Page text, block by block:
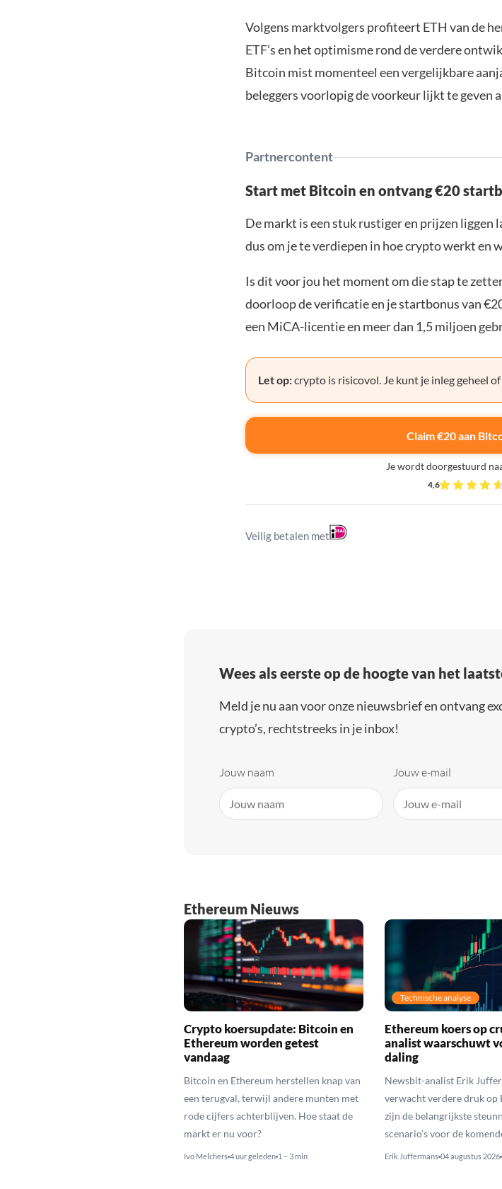
Volgens marktvolgers profiteert ETH van de
ETF’s en het optimisme rond de verdere
Bitcoin mist momenteel een vergelijkbare
beleggers voorlopig de voorkeur lijkt te geven
Partnercontent
Start met Bitcoin en ontvang €20
De markt is een stuk rustiger en prijzen liggen
dus om je te verdiepen in hoe crypto werkt en
Is dit voor jou het moment om die stap te
doorloop de verificatie en je startbonus van
een MiCA-licentie en meer dan 1,5 miljoen
Let op:crypto is risicovol. Je kunt je inleg geheel
Claim €20 aan
Je wordt doorgestuurd
4,6
Veilig betalen met
Wees als eerste op de hoogte van het
Meld je nu aan voor onze nieuwsbrief en ontvang
crypto’s, rechtstreeks in je inbox!
Jouw naam Jouw e-mail
Ethereum Nieuws
Crypto koersupdate: Bitcoin en
Ethereum worden getest
vandaag
Bitcoin en Ethereum herstellen knap van
een terugval, terwijl andere munten met
rode cijfers achterblijven. Hoe staat de
markt er nu voor?
Ivo Melchers 4 uur geleden 1 – 3 min
Technische analyse
Ethereum koers op
analist waarschuwt
daling
Newsbit-analist Erik
verwacht verdere druk op
zijn de belangrijkste
scenario’s voor de
Erik Juffermans 04 augustus 2026